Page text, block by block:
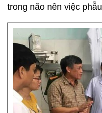
trong não nên việc